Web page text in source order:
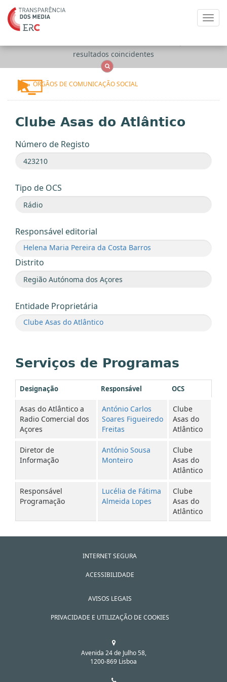
resultados coincidentes
ÓRGÃOS DE COMUNICAÇÃO SOCIAL
Clube Asas do Atlântico
Número de Registo
Tipo de OCS
Responsável editorial
Helena Maria Pereira da Costa Barros
Distrito
Entidade Proprietária
Clube Asas do Atlântico
Serviços de Programas
Designação Responsável OCS
Asas do Atlântico a
Radio Comercial dos
Açores
António Carlos
Soares Figueiredo
Freitas
Clube
Asas do
Atlântico
Diretor de
Informação
António Sousa
Monteiro
Clube
Asas do
Atlântico
Responsável
Programação
Lucélia de Fátima
Almeida Lopes
Clube
Asas do
Atlântico
INTERNET SEGURA
ACESSIBILIDADE
AVISOS LEGAIS
PRIVACIDADE E UTILIZAÇÃO DE COOKIES
Avenida 24 de Julho 58,
1200-869 Lisboa